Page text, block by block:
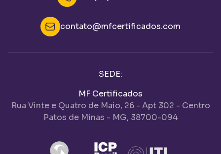
contato@mfcertificados.com
SEDE:
MF Certificados
Rua Vinte e Quatro de Maio, 26 - Apt 302 - Centro
Patos de Minas - MG, 38700-094